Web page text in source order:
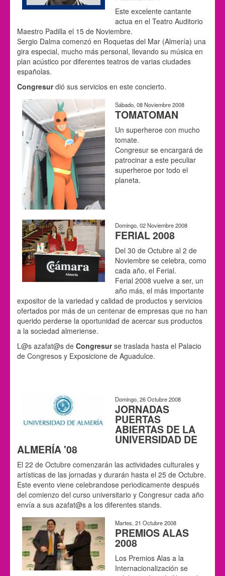
Este excelente cantante
actua en el Teatro Auditorio
Maestro Padilla el 15 de Noviembre.
Sergio Dalma comenzó en Roquetas del Mar (Almería) una
gira especial, mucho más personal, llevando su música en
plan acústico por diferentes teatros de varias ciudades
españolas.
Congresurdió sus servicios en este concierto.
Sábado, 08 Noviembre 2008
TOMATOMAN
Un superheroe con mucho
tomate.
Congresur se encargará de
patrocinar a este peculiar
superheroe por todo el
planeta.
Domingo, 02 Noviembre 2008
FERIAL 2008
Del 30 de Octubre al 2 de
Noviembre se celebra, como
cada año, el Ferial.
Ferial 2008 vuelve a ser, un
año más, el más importante
expositor de la variedad y calidad de productos y servicios
ofertados por más de un centenar de empresas que no han
querido perderse la oportunidad de acercar sus productos
a la sociedad almeriense.
L@s azafat@s de Congresurse traslada hasta el Palacio
de Congresos y Exposicione de Aguadulce.
Domingo, 26 Octubre 2008
JORNADAS
PUERTAS
ABIERTAS DE LA
UNIVERSIDAD DE
ALMERÍA '08
El 22 de Octubre comenzarán las actividades culturales y
artísticas de las jornadas y durarán hasta el 25 de Octubre.
Este evento viene celebrandose periodicamente después
del comienzo del curso universitario y Congresur cada año
envía a sus azafat@s a los diferentes stands.
Martes, 21 Octubre 2008
PREMIOS ALAS
2008
Los Premios Alas a la
Internacionalización se